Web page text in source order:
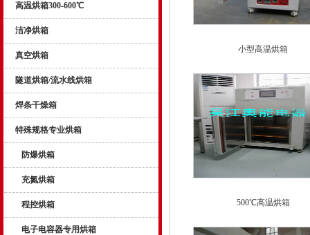
高温烘箱300-600℃
洁净烘箱
真空烘箱
隧道烘箱/流水线烘箱
焊条干燥箱
特殊规格专业烘箱
防爆烘箱
充氮烘箱
程控烘箱
电子电容器专用烘箱
小型高温烘箱
500℃高温烘箱